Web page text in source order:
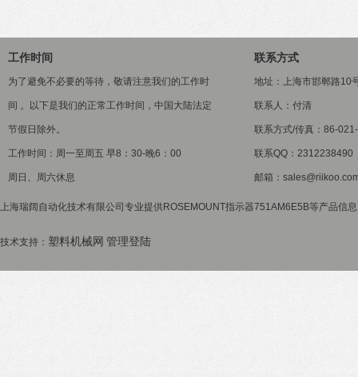
工作时间
为了避免不必要的等待，敬请注意我们的工作时
间 。以下是我们的正常工作时间，中国大陆法定
节假日除外。
工作时间：周一至周五 早8：30-晚6：00
周日、周六休息
联系方式
地址：上海市邯郸路10
联系人：付清
联系方式/传真：86-
联系QQ：2312238490
邮箱：
上海瑞阔自动化技术有限公司专业提供ROSEMOUNT指示器751AM6E5B等产品信
技术支持： 塑料机械网 管理登陆